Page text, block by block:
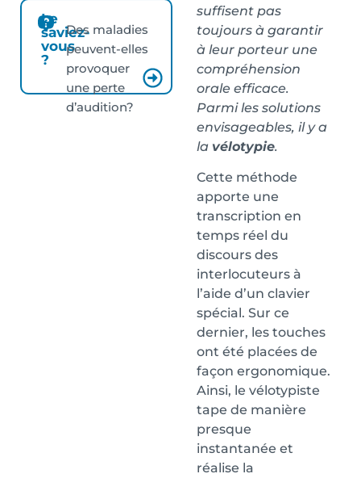
Le
saviez-
vous
?
Des maladies
peuvent-elles
provoquer
une perte
d’audition?
suffisent pas
toujours à garantir
à leur porteur une
compréhension
orale efficace.
Parmi les solutions
envisageables, il y a
la vélotypie.
Cette méthode
apporte une
transcription en
temps réel du
discours des
interlocuteurs à
l’aide d’un clavier
spécial. Sur ce
dernier, les touches
ont été placées de
façon ergonomique.
Ainsi, le vélotypiste
tape de manière
presque
instantanée et
réalise la